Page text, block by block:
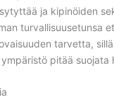
ja kipinöiden
turvallisuusetunsa
tarvetta,
pitää suojata